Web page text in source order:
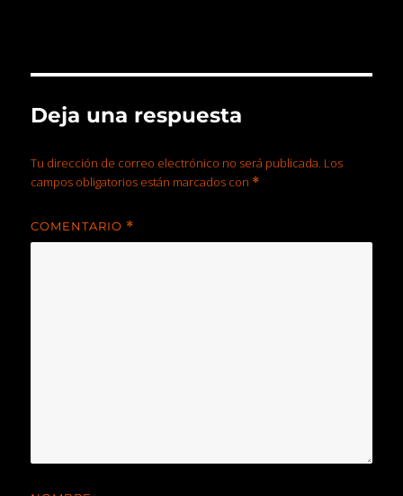
Deja una respuesta
Tu dirección de correo electrónico no será publicada. Los
campos obligatorios están marcados con *
COMENTARIO *